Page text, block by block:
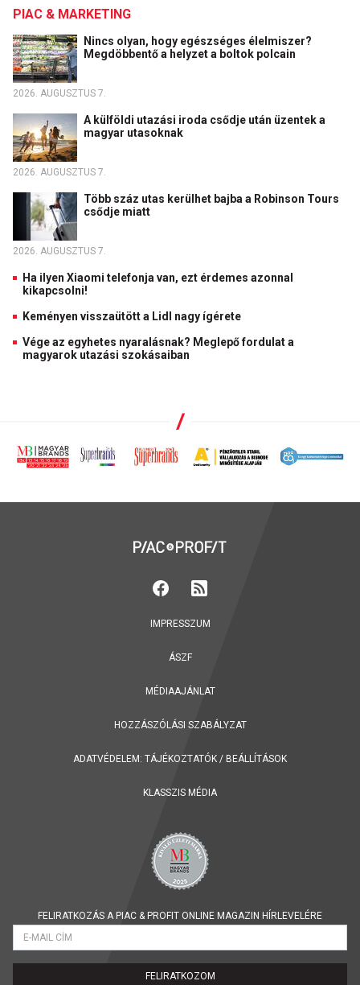
PIAC & MARKETING
Nincs olyan, hogy egészséges élelmiszer?
Megdöbbentő a helyzet a boltok polcain
2026. AUGUSZTUS 7.
A külföldi utazási iroda csődje után üzentek a
magyar utasoknak
2026. AUGUSZTUS 7.
Több száz utas kerülhet bajba a Robinson Tours
csődje miatt
2026. AUGUSZTUS 7.
Ha ilyen Xiaomi telefonja van, ezt érdemes azonnal
kikapcsolni!
Keményen visszaütött a Lidl nagy ígérete
Vége az egyhetes nyaralásnak? Meglepő fordulat a
magyarok utazási szokásaiban
IMPRESSZUM
ÁSZF
MÉDIAAJÁNLAT
HOZZÁSZÓLÁSI SZABÁLYZAT
ADATVÉDELEM: TÁJÉKOZTATÓK / BEÁLLÍTÁSOK
KLASSZIS MÉDIA
FELIRATKOZÁS A PIAC & PROFIT ONLINE MAGAZIN HÍRLEVELÉRE
FELIRATKOZOM